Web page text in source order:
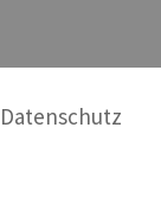
Datenschutz